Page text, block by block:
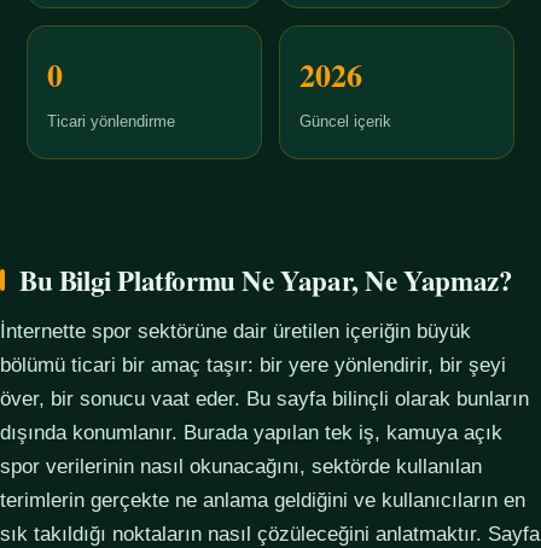
0
Ticari yönlendirme
2026
Güncel içerik
Bu Bilgi Platformu Ne Yapar, Ne Yapmaz?
İnternette spor sektörüne dair üretilen içeriğin büyük
bölümü ticari bir amaç taşır: bir yere yönlendirir, bir şeyi
över, bir sonucu vaat eder. Bu sayfa bilinçli olarak bunların
dışında konumlanır. Burada yapılan tek iş, kamuya açık
spor verilerinin nasıl okunacağını, sektörde kullanılan
terimlerin gerçekte ne anlama geldiğini ve kullanıcıların en
sık takıldığı noktaların nasıl çözüleceğini anlatmaktır. Sayfa